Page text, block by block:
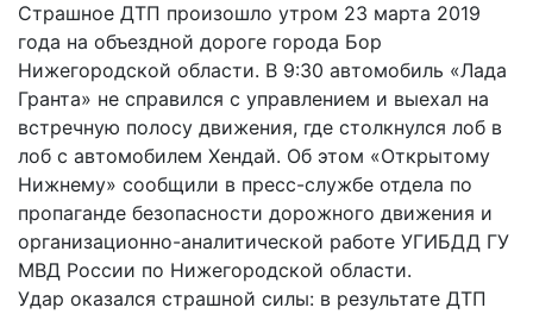
Страшное ДТП произошло утром 23 марта 2019
года на объездной дороге города Бор
Нижегородской области. В 9:30 автомобиль «Лада
Гранта» не справился с управлением и выехал на
встречную полосу движения, где столкнулся лоб в
лоб с автомобилем Хендай. Об этом «Открытому
Нижнему» сообщили в пресс-службе отдела по
пропаганде безопасности дорожного движения и
организационно-аналитической работе УГИБДД ГУ
МВД России по Нижегородской области.
Удар оказался страшной силы: в результате ДТП